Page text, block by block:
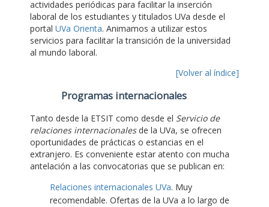
actividades periódicas para facilitar la inserción
laboral de los estudiantes y titulados UVa desde el
portal UVa Orienta. Animamos a utilizar estos
servicios para facilitar la transición de la universidad
al mundo laboral.
[Volver al índice]
Programas internacionales
Tanto desde la ETSIT como desde el Servicio de
relaciones internacionalesde la UVa, se ofrecen
oportunidades de prácticas o estancias en el
extranjero. Es conveniente estar atento con mucha
antelación a las convocatorias que se publican en:
Relaciones internacionales UVa. Muy
recomendable. Ofertas de la UVa a lo largo de